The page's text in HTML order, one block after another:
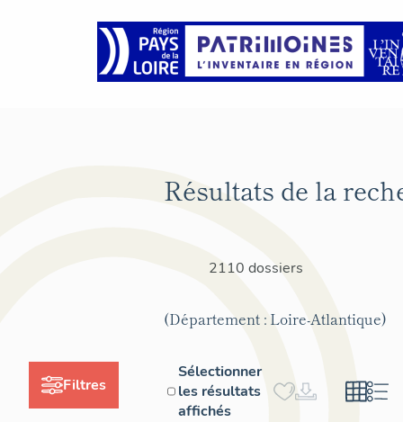
Filtres
Résultats de la
2110 dossiers
(Département : Loire-Atlantique)
Sélectionner
les résultats
affichés